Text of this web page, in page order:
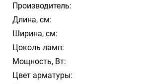
Производитель:
Длина, см:
Ширина, см:
Цоколь ламп:
Мощность, Вт:
Цвет арматуры: